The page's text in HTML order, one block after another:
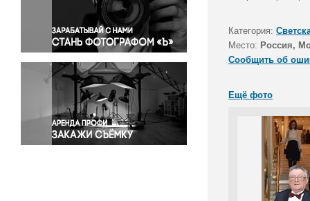
Правосудие
Происшествия и конфликты
Религия
Светская жизнь
Спорт
Экология
Экономика и бизнес
Категория:
Место: Россия,
Сообщить об
Ещё фото